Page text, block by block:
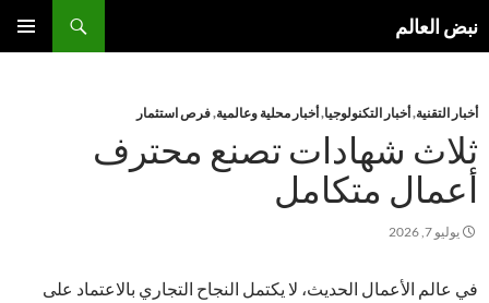
إلىنبض العالم
أخبار التقنية,أخبار التكنولوجيا,أخبار محلية وعالمية,فرص استثمار
ثلاث شهادات تصنع محترف
أعمال متكامل
يوليو 7, 2026
في عالم الأعمال الحديث، لا يكتمل النجاح التجاري بالاعتماد على